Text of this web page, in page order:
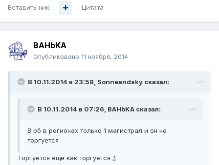
Вставить ник Цитата
BAHbKA
Опубликовано 11 ноября, 2014
В 10.11.2014 в 23:58, Sonneandsky сказал:
В 10.11.2014 в 07:26, BAHbKA сказал:
В рб в регионах только 1 магистрал и он не
торгуется
Торгуется еще как торгуется ;)